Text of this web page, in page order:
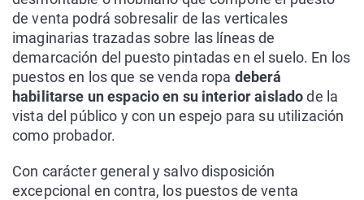
de venta podrá sobresalir de las verticales
imaginarias trazadas sobre las líneas de
demarcación del puesto pintadas en el suelo. En los
puestos en los que se venda ropa deberá
habilitarse un espacio en su interior aisladode la
vista del público y con un espejo para su utilización
como probador.
Con carácter general y salvo disposición
excepcional en contra, los puestos de venta